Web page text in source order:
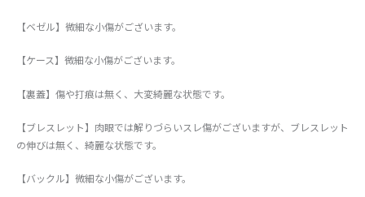
【ベゼル】微細な小傷がございます。
【ケース】微細な小傷がございます。
【裏蓋】傷や打痕は無く、大変綺麗な状態です。
【ブレスレット】肉眼では解りづらいスレ傷がございますが、ブレスレット
の伸びは無く、綺麗な状態です。
【バックル】微細な小傷がございます。